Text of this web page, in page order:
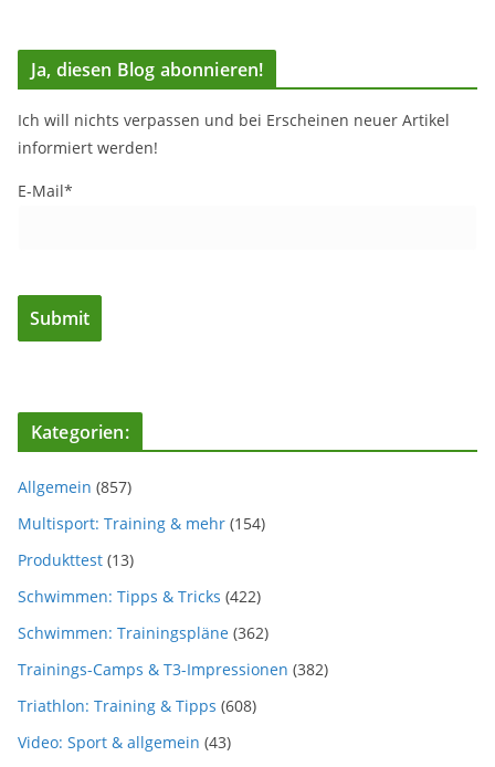
Ja, diesen Blog abonnieren!
Ich will nichts verpassen und bei Erscheinen neuer Artikel
informiert werden!
E-Mail*
Kategorien:
Allgemein (857)
Multisport: Training & mehr (154)
Produkttest (13)
Schwimmen: Tipps & Tricks (422)
Schwimmen: Trainingspläne (362)
Trainings-Camps & T3-Impressionen (382)
Triathlon: Training & Tipps (608)
Video: Sport & allgemein (43)